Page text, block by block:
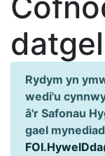
Rydym yn
wedi'u
â'r Safonau
gael